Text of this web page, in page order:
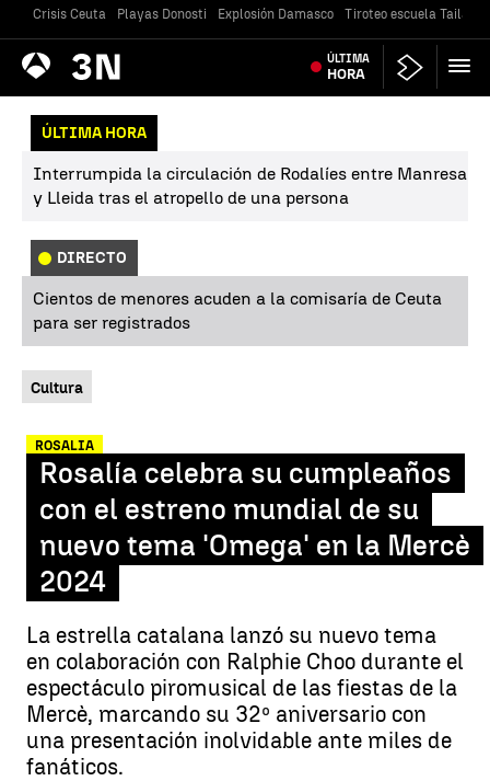
Crisis Ceuta Playas Donosti Explosión Damasco Tiroteo escuela
Antena
3 Noticias ÚLTIMA
HORA
ÚLTIMA HORA
Interrumpida la circulación de Rodalíes entre Manresa
y Lleida tras el atropello de una persona
DIRECTO
Cientos de menores acuden a la comisaría de Ceuta
para ser registrados
Cultura
ROSALIA
Rosalía celebra su cumpleaños
con el estreno mundial de su
nuevo tema 'Omega' en la Mercè
2024
La estrella catalana lanzó su nuevo tema
en colaboración con Ralphie Choo durante el
espectáculo piromusical de las fiestas de la
Mercè, marcando su 32º aniversario con
una presentación inolvidable ante miles de
fanáticos.